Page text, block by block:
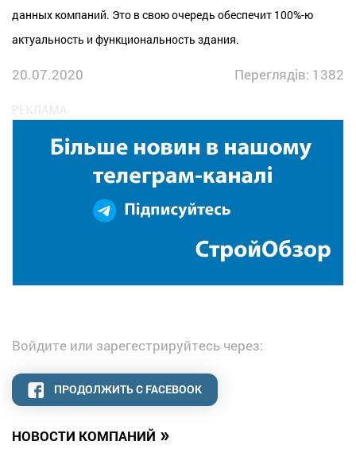
НОВОСТИ КОМПАНИЙ »
данных компаний. Это в свою очередь обеспечит 100%-ю
актуальность и функциональность здания.
20.07.2020 Переглядів: 1382
Войдите или зарегестрируйтесь через:
ПРОДОЛЖИТЬ С FACEBOOK